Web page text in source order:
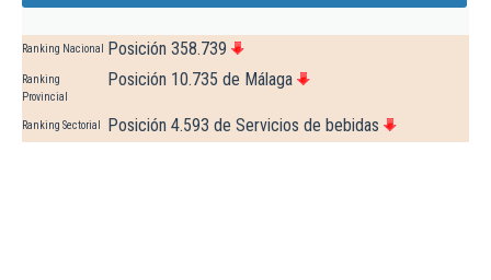
Ranking Nacional Posición 358.739
Ranking
Provincial
Posición 10.735 de Málaga
Ranking Sectorial Posición 4.593 de Servicios de bebidas